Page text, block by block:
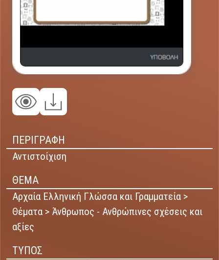
ΠΕΡΙΓΡΑΦΗ
Αντιστοίχιση
ΘΕΜΑ
Αρχαία Ελληνική Γλώσσα και Γραμματεία >
Θέματα > Άνθρωπος - Ανθρώπινες σχέσεις και
αξίες
ΤΥΠΟΣ